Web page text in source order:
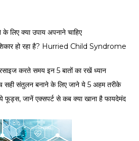
के लिए क्या उपाय अपनाने चाहिए
हो रहा है? Hurried Child Syndrome
करते समय इन 5 बातों का रखें ध्यान
संतुलन बनाने के लिए जाने ये 5 अहम तरीके
जानें एक्सपर्ट से कब क्या खाना है फायदेमंद